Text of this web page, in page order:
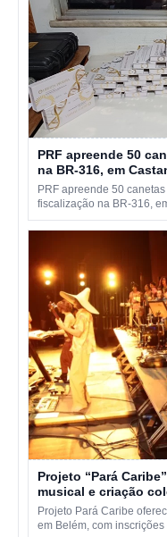
PRF apreende 50
na BR-316, em
PRF apreende 50
fiscalização na BR-316,
Projeto “Pará
musical e criação
Projeto Pará Caribe
em Belém, com inscrições